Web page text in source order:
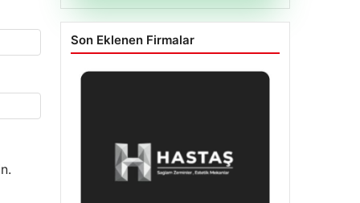
Son Eklenen Firmalar